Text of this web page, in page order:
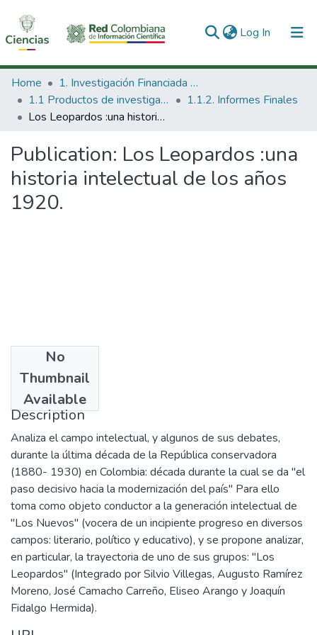
Log In (current)
Communities & Collections
All of DSpace
Home
1. Investigación Financiada con Recursos Públicos
1.1 Productos de investigación
1.1.2. Informes Finales
Los Leopardos :una historia intelectual de los años 1920.
Publication: Los Leopardos :una
historia intelectual de los años
1920.
No
Thumbnail
Available
2007
Description
Analiza el campo intelectual, y algunos de sus debates,
durante la última década de la República conservadora
(1880- 1930) en Colombia: década durante la cual se da "el
paso decisivo hacia la modernización del país" Para ello
toma como objeto conductor a la generación intelectual de
"Los Nuevos" (vocera de un incipiente progreso en diversos
campos: literario, político y educativo), y se propone analizar,
en particular, la trayectoria de uno de sus grupos: "Los
Leopardos" (Integrado por Silvio Villegas, Augusto Ramírez
Moreno, José Camacho Carreño, Eliseo Arango y Joaquín
Fidalgo Hermida).